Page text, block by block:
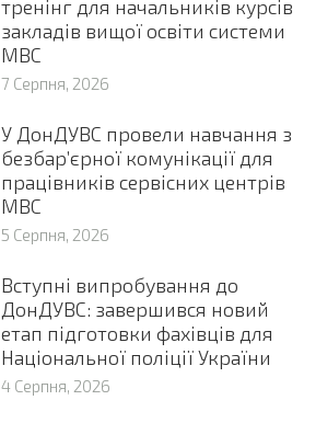
тренінг для начальників курсів
закладів вищої освіти системи
МВС
7 Серпня, 2026
У ДонДУВС провели навчання з
безбар’єрної комунікації для
працівників сервісних центрів
МВС
5 Серпня, 2026
Вступні випробування до
ДонДУВС: завершився новий
етап підготовки фахівців для
Національної поліції України
4 Серпня, 2026